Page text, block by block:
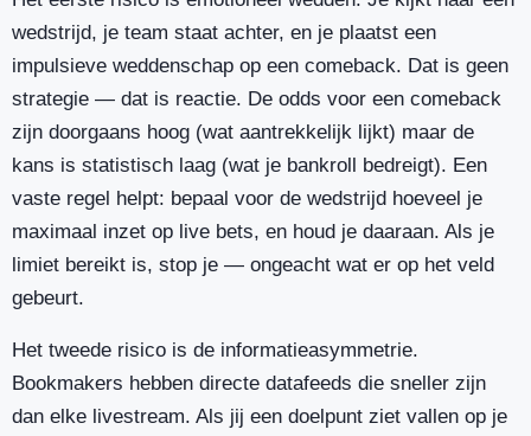
wedstrijd, je team staat achter, en je plaatst een
impulsieve weddenschap op een comeback. Dat is geen
strategie — dat is reactie. De odds voor een comeback
zijn doorgaans hoog (wat aantrekkelijk lijkt) maar de
kans is statistisch laag (wat je bankroll bedreigt). Een
vaste regel helpt: bepaal voor de wedstrijd hoeveel je
maximaal inzet op live bets, en houd je daaraan. Als je
limiet bereikt is, stop je — ongeacht wat er op het veld
gebeurt.
Het tweede risico is de informatieasymmetrie.
Bookmakers hebben directe datafeeds die sneller zijn
dan elke livestream. Als jij een doelpunt ziet vallen op je